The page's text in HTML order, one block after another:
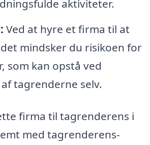
aktiviteter.
Ved at hyre et firma til at
mindsker du risikoen for
som kan opstå ved
tagrenderne selv.
firma til tagrenderens i
med tagrenderens-